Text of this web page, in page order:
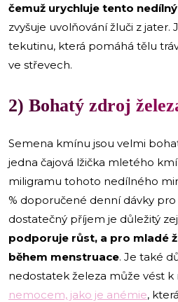
čemuž urychluje tento
zvyšuje uvolňování žluči z jater.
tekutinu, která pomáhá tělu
ve střevech.
2) Bohatý zdroj
Semena kmínu jsou velmi
jedna čajová lžička mletého
miligramu tohoto nedílného
% doporučené denní dávky
dostatečný příjem je důležitý
podporuje růst, a pro mladé
během menstruace. Je také
nedostatek železa může vést k
nemocem, jako je anémie,